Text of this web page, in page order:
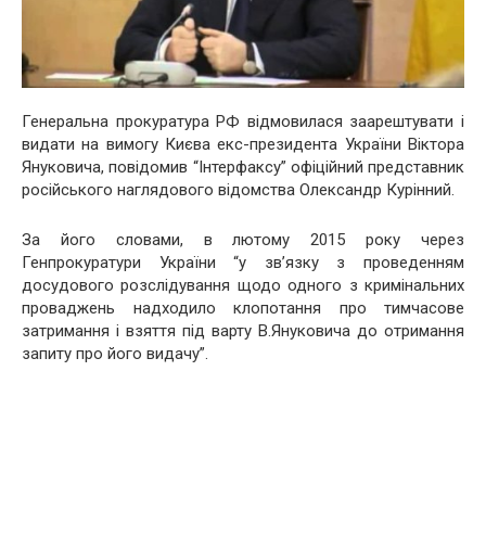
Генеральна прокуратура РФ відмовилася заарештувати і
видати на вимогу Києва екс-президента України Віктора
Януковича, повідомив “Інтерфаксу” офіційний представник
російського наглядового відомства Олександр Курінний.
За його словами, в лютому 2015 року через
Генпрокуратури України “у зв’язку з проведенням
досудового розслідування щодо одного з кримінальних
проваджень надходило клопотання про тимчасове
затримання і взяття під варту В.Януковича до отримання
запиту про його видачу”.